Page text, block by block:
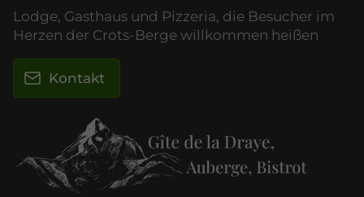
Lodge, Gasthaus und Pizzeria, die Besucher im
Herzen der Crots-Berge willkommen heißen
Kontakt